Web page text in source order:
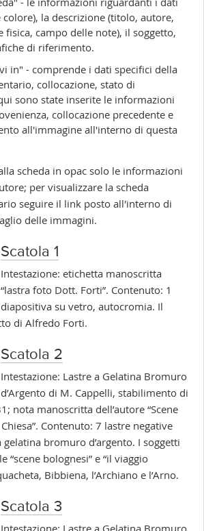
colore), la descrizione (titolo, autore,
fisica, campo delle note), il soggetto,
di riferimento.
in" - comprende i dati specifici della
collocazione, stato di
sono state inserite le informazioni
collocazione precedente e
all'immagine all'interno di questa
scheda in opac solo le informazioni
per visualizzare la scheda
seguire il link posto all'interno di
delle immagini.
Scatola 1
Intestazione: etichetta manoscritta
“lastra foto Dott. Forti”. Contenuto: 1
diapositiva su vetro, autocromia. Il
di Alfredo Forti.
Scatola 2
Intestazione: Lastre a Gelatina Bromuro
d’Argento di M. Cappelli, stabilimento di
nota manoscritta dell’autore “Scene
Contenuto: 7 lastre negative
bromuro d’argento. I soggetti
“scene bolognesi” e “il viaggio
Bibbiena, l’Archiano e l’Arno.
Scatola 3
Intestazione: Lastre a Gelatina Bromuro